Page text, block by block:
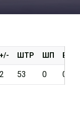
+/- ШТР ШП ВБР
2 53 0 0
2021